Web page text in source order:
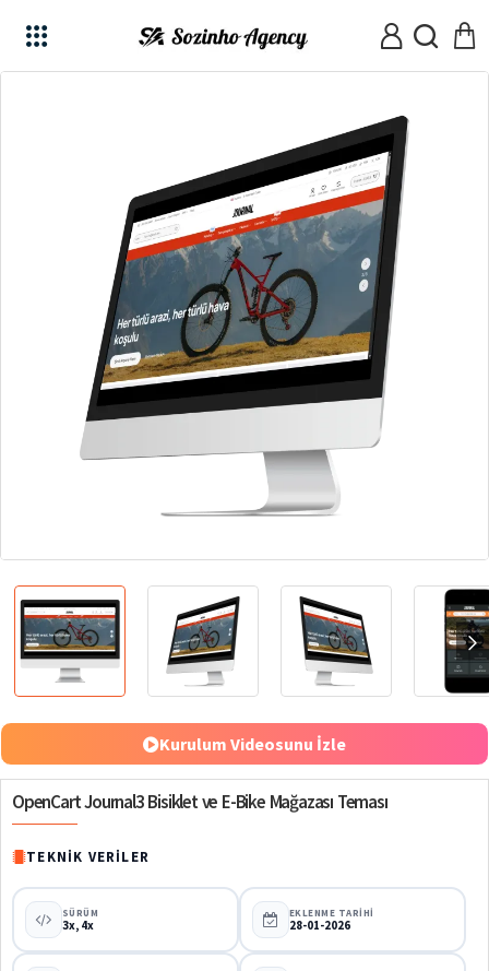
Kurulum Videosunu İzle
OpenCart Journal3 Bisiklet ve E-Bike Mağazası Teması
TEKNIK VERILER
SÜRÜM
3x, 4x
EKLENME TARIHI
28-01-2026